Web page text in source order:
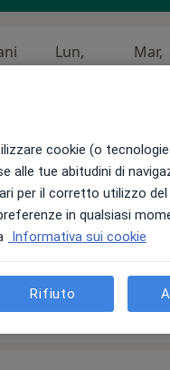
Lun,
10 Ago
Mar,
11 Ago
le prenotazioni
cookie (o
tue abitudini di
per il corretto utilizzo
in qualsiasi
Informativa sui cookie
Rifiuto